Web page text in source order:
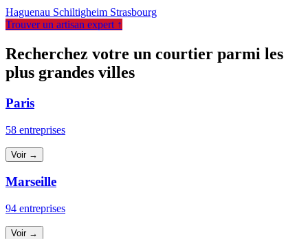
Haguenau Schiltigheim Strasbourg
Trouver un artisan expert ↑
Recherchez votre un courtier parmi les
plus grandes villes
Paris
58 entreprises
Voir →
Marseille
94 entreprises
Voir →